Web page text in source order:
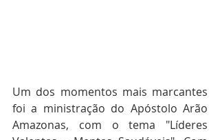
Um dos momentos mais marcantes
foi a ministração do Apóstolo Arão
Amazonas, com o tema "Líderes